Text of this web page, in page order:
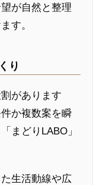
が自然と整理
す。
り
があります
か複数案を瞬
まどりLABO」
生活動線や広